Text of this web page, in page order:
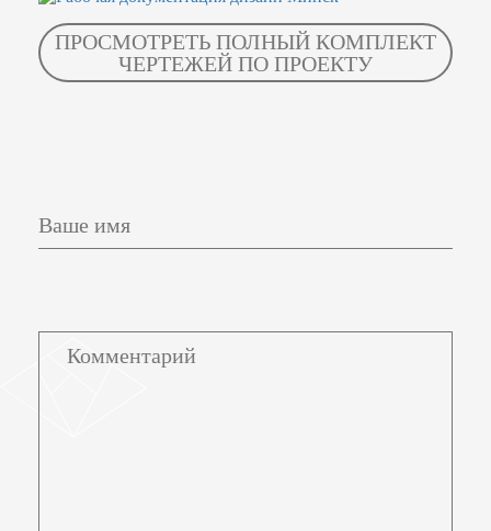
ПРОСМОТРЕТЬ ПОЛНЫЙ КОМПЛЕКТ
ЧЕРТЕЖЕЙ ПО ПРОЕКТУ
Ваше имя